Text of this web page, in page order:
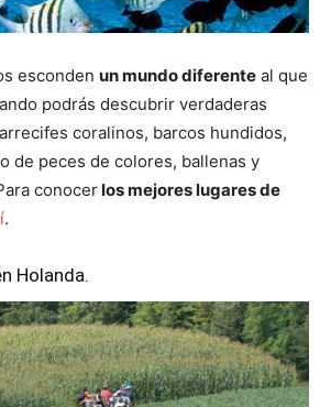
esconden un mundo diferente al que
podrás descubrir verdaderas
coralinos, barcos hundidos,
de peces de colores, ballenas y
conocerlos mejores lugares de
.
Holanda.